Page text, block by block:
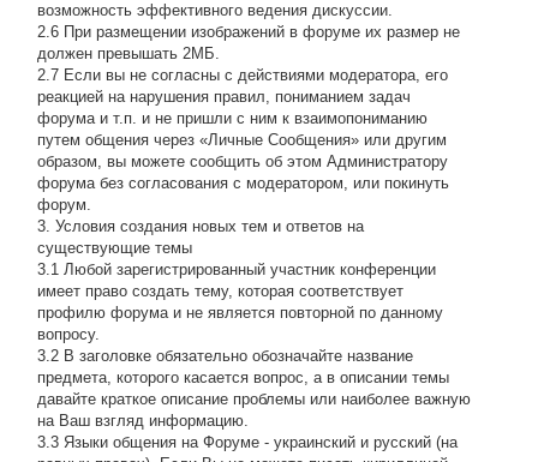
возможность эффективного ведения дискуссии.
2.6 При размещении изображений в форуме их размер не
должен превышать 2МБ.
2.7 Если вы не согласны с действиями модератора, его
реакцией на нарушения правил, пониманием задач
форума и т.п. и не пришли с ним к взаимопониманию
путем общения через «Личные Сообщения» или другим
образом, вы можете сообщить об этом Администратору
форума без согласования с модератором, или покинуть
форум.
3. Условия создания новых тем и ответов на
существующие темы
3.1 Любой зарегистрированный участник конференции
имеет право создать тему, которая соответствует
профилю форума и не является повторной по данному
вопросу.
3.2 В заголовке обязательно обозначайте название
предмета, которого касается вопрос, а в описании темы
давайте краткое описание проблемы или наиболее важную
на Ваш взгляд информацию.
3.3 Языки общения на Форуме - украинский и русский (на